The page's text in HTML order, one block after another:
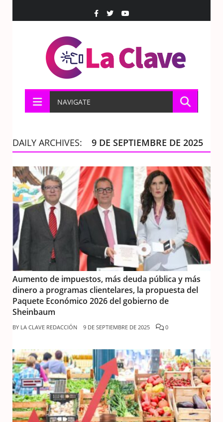
NAVIGATE
DAILY ARCHIVES: 9 DE SEPTIEMBRE DE 2025
Aumento de impuestos, más deuda pública y más
dinero a programas clientelares, la propuesta del
Paquete Económico 2026 del gobierno de
Sheinbaum
BY LA CLAVE REDACCIÓN 9 DE SEPTIEMBRE DE 2025 0